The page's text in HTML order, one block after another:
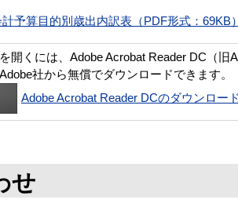
予算目的別歳出内訳表（PDF形式：69KB
開くには、Adobe Acrobat Reader DC（旧
社から無償でダウンロードできます。
Adobe Acrobat Reader DCのダウンロー
せ